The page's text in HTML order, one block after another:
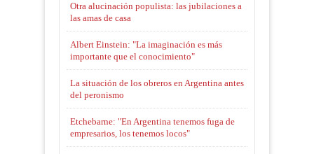
Otra alucinación populista: las jubilaciones a
las amas de casa
Albert Einstein: "La imaginación es más
importante que el conocimiento"
La situación de los obreros en Argentina antes
del peronismo
Etchebarne: "En Argentina tenemos fuga de
empresarios, los tenemos locos"